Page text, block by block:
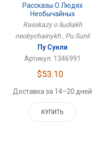
Рассказы О Людях
Необычайных
Rasskazy o liudiakh
neobychainykh , Pu Sunli
Пу Сунли
Артикул: 1346991
$53.10
Доставка за 14–20 дней
КУПИТЬ